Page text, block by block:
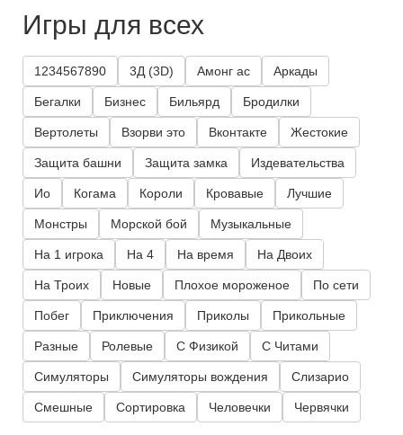
Игры для всех
1234567890 3Д (3D) Амонг ас Аркады
Бегалки Бизнес Бильярд Бродилки
Вертолеты Взорви это Вконтакте Жестокие
Защита башни Защита замка Издевательства
Ио Когама Короли Кровавые Лучшие
Монстры Морской бой Музыкальные
На 1 игрока На 4 На время На Двоих
На Троих Новые Плохое мороженое По сети
Побег Приключения Приколы Прикольные
Разные Ролевые С Физикой С Читами
Симуляторы Симуляторы вождения Слизарио
Смешные Сортировка Человечки Червячки